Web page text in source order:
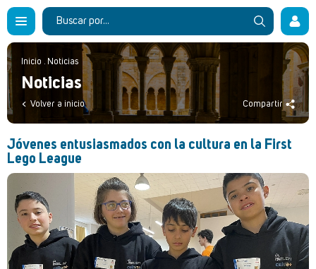
Inicio . Noticias
Noticias
Volver a inicio Compartir
Jóvenes entusiasmados con la cultura en la First
Lego League